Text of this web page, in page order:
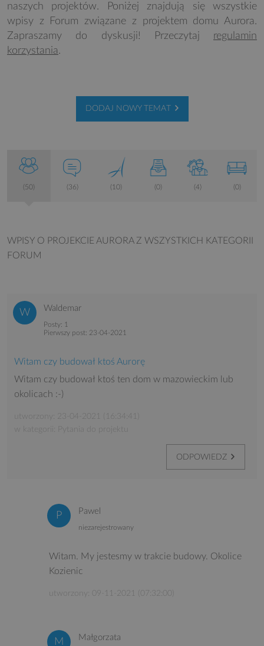
naszych projektów. Poniżej znajdują się wszystkie
wpisy z Forum związane z projektem domu Aurora.
Zapraszamy do dyskusji! Przeczytaj regulamin
korzystania.
DODAJ NOWY TEMAT
(50) (36) (10) (0) (4) (0)
WPISY O PROJEKCIE AURORA Z WSZYSTKICH KATEGORII
FORUM
Waldemar
Posty: 1
Pierwszy post: 23-04-2021
Witam czy budował ktoś Aurorę
Witam czy budował ktoś ten dom w mazowieckim lub
okolicach :-)
utworzony: 23-04-2021 (16:34:41)
w kategorii: Pytania do projektu
ODPOWIEDZ
Pawel
niezarejestrowany
Witam. My jestesmy w trakcie budowy. Okolice
Kozienic
utworzony: 09-11-2021 (07:32:00)
Małgorzata